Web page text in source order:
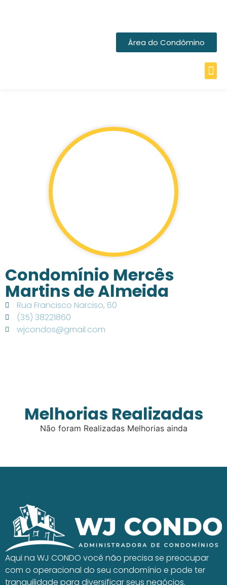
Área do Condômino
Condomínio Mercês
Martins de Almeida
Rua Francisco Narciso, 60
(35) 38221860
wjcondos@gmail.com
Melhorias Realizadas
Não foram Realizadas Melhorias ainda
Aqui na WJ CONDO você não precisa se preocupar
com o operacional do seu condomínio e pode ter
tranquilidade para diversificar seus negócios.